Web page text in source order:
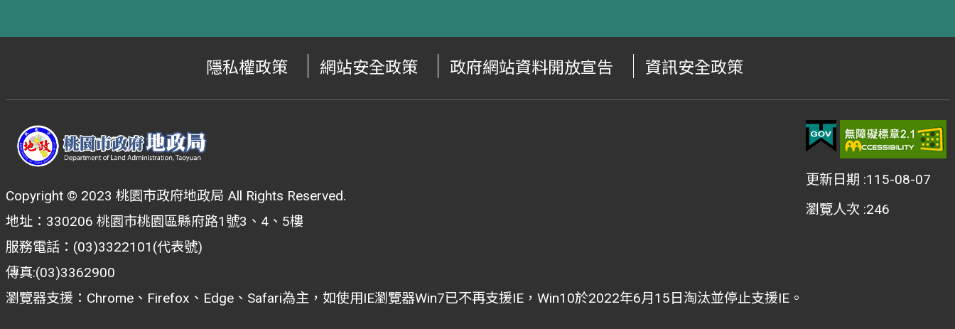
隱私權政策 網站安全政策 政府網站資料開放宣告 資訊安全政策
Copyright © 2023 桃園市政府地政局 All Rights Reserved.
地址：330206 桃園市桃園區縣府路1號3、4、5樓
服務電話：(03)3322101(代表號)
傳真:(03)3362900
瀏覽器支援：Chrome、Firefox、Edge、Safari為主，如使用IE瀏覽器Win7已不再支援IE，Win10於2022年6月15日淘汰並停止支援IE。
更新日期 115-08-07
瀏覽人次 246